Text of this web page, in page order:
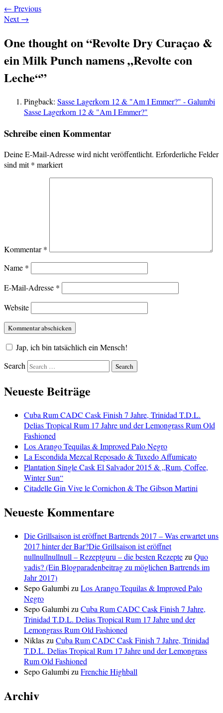
← Previous
Next→
One thought on “Revolte Dry Curaçao &
ein Milk Punch namens „Revolte con
Leche“”
Pingback: Sasse Lagerkorn 12 & "Am I Emmer?" - Galumbi
Sasse Lagerkorn 12 & "Am I Emmer?"
Schreibe einen Kommentar
Deine E-Mail-Adresse wird nicht veröffentlicht. Erforderliche Felder
sind mit* markiert
Kommentar*
Name *
E-Mail-Adresse *
Website
Jap, ich bin tatsächlich ein Mensch!
Search
Neueste Beiträge
Cuba Rum CADC Cask Finish 7 Jahre, Trinidad T.D.L.
Delias Tropical Rum 17 Jahre und der Lemongrass Rum Old
Fashioned
Los Arango Tequilas & Improved Palo Negro
La Escondida Mezcal Reposado & Tuxedo Affumicato
Plantation Single Cask El Salvador 2015 & „Rum, Coffee,
Winter Sun“
Citadelle Gin Vive le Cornichon & The Gibson Martini
Neueste Kommentare
Die Grillsaison ist eröffnet Bartrends 2017 – Was erwartet uns
2017 hinter der Bar?Die Grillsaison ist eröffnet
nullnullnullnull – Rezeptguru – die besten Rezeptezu Quo
vadis? (Ein Blogparadenbeitrag zu möglichen Bartrends im
Jahr 2017)
Sepo Galumbi zu Los Arango Tequilas & Improved Palo
Negro
Sepo Galumbi zu Cuba Rum CADC Cask Finish 7 Jahre,
Trinidad T.D.L. Delias Tropical Rum 17 Jahre und der
Lemongrass Rum Old Fashioned
Niklaszu Cuba Rum CADC Cask Finish 7 Jahre, Trinidad
T.D.L. Delias Tropical Rum 17 Jahre und der Lemongrass
Rum Old Fashioned
Sepo Galumbi zu Frenchie Highball
Archiv